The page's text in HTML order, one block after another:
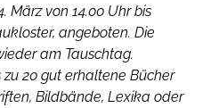
März von 14.00 Uhr bis
angeboten. Die
am Tauschtag.
20 gut erhaltene Bücher
Bildbände, Lexika oder